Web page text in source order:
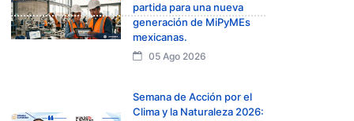
partida para una nueva
generación de MiPyMEs
mexicanas.
05 Ago 2026
Semana de Acción por el
Clima y la Naturaleza 2026: